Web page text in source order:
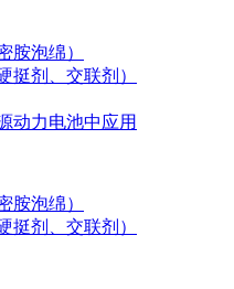
胺泡绵）
挺剂、交联剂）
动力电池中应用
胺泡绵）
挺剂、交联剂）